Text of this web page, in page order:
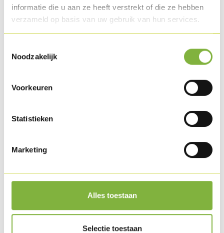
informatie die u aan ze heeft verstrekt of die ze hebben
verzameld op basis van uw gebruik van hun services.
Noodzakelijk
Voorkeuren
Statistieken
Marketing
Alles toestaan
Selectie toestaan
Description
délicatement grillé pour le goût authentique du poulet rôti.
Emballage
Des demandes d'emballage spécifiques?
Contactez-nous.
Disponible en frais.
Autre optionssur demande.
Des recettes avec ce produit